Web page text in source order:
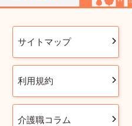
サイトマップ
利用規約
介護職コラム